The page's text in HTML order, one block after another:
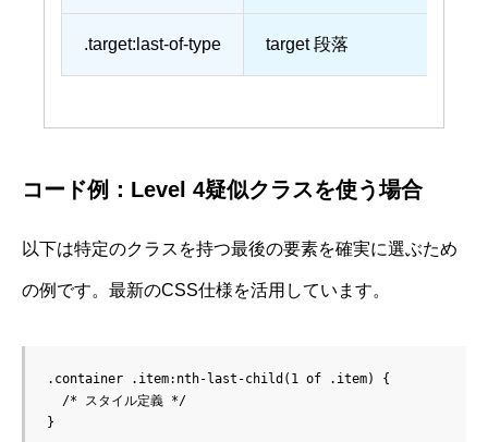
.target:last-of-type target 段落
コード例：Level 4疑似クラスを使う場合
以下は特定のクラスを持つ最後の要素を確実に選ぶため
の例です。最新のCSS仕様を活用しています。
.container .item:nth-last-child(1 of .item) {
  /* スタイル定義 */